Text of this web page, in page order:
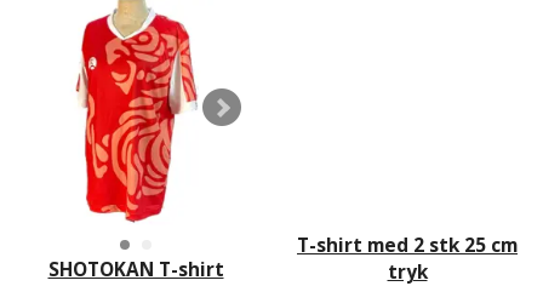
SHOTOKAN T-shirt
T-shirt med 2 stk 25 cm
tryk